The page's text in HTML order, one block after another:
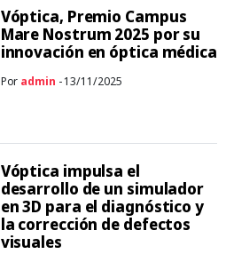
Vóptica, Premio Campus
Mare Nostrum 2025 por su
innovación en óptica médica
Por admin - 13/11/2025
Vóptica impulsa el
desarrollo de un simulador
en 3D para el diagnóstico y
la corrección de defectos
visuales